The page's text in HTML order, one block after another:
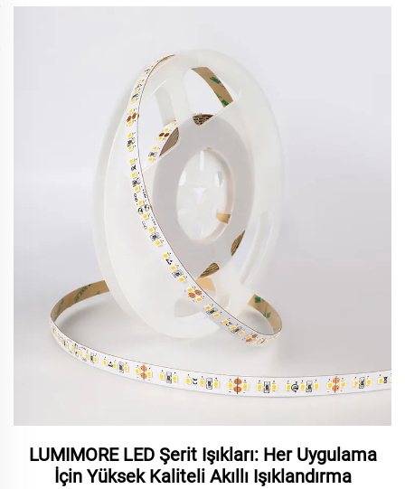
LUMIMORE LED Şerit Işıkları: Her Uygulama
İçin Yüksek Kaliteli Akıllı Işıklandırma